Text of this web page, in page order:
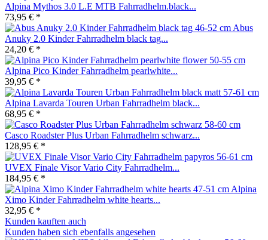
Alpina Mythos 3.0 L.E MTB Fahrradhelm.black...
73,95 € *
Abus
Anuky 2.0 Kinder Fahrradhelm black tag...
24,20 € *
Alpina Pico Kinder Fahrradhelm pearlwhite...
39,95 € *
Alpina Lavarda Touren Urban Fahrradhelm black...
68,95 € *
Casco Roadster Plus Urban Fahrradhelm schwarz...
128,95 € *
UVEX Finale Visor Vario City Fahrradhelm...
184,95 € *
Alpina
Ximo Kinder Fahrradhelm white hearts...
32,95 € *
Kunden kauften auch
Kunden haben sich ebenfalls angesehen